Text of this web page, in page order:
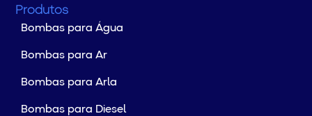
Produtos
Bombas para Água
Bombas para Ar
Bombas para Arla
Bombas para Diesel